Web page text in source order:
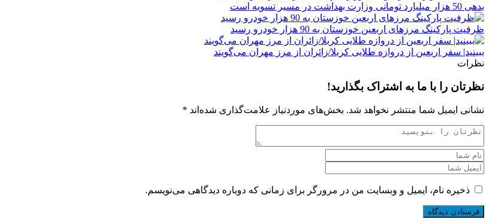
بدهی‌ 50 هزار میلیارد تومانی وزارت بهداشت در مسیر تسویه است
ظرفیت پارکینگ مرزهای اربعین خوزستان به 90 هزار خودرو رسید
ببینید| سفر اربعین از دروازه طلایی کربلا‌/زائران از مرز مهران می‌گویند
نظرات
نظرتان را با ما به اشتراک بگذارید!
نشانی ایمیل شما منتشر نخواهد شد. بخش‌های موردنیاز علامت‌گذاری شده‌اند *
ذخیره نام، ایمیل و وبسایت من در مرورگر برای زمانی که دوباره دیدگاهی می‌نویسم.